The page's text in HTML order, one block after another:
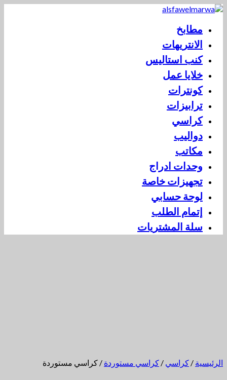
مطابخ
الانتريهات
كنب استاليس
خلايا عمل
كونترات
ترابيزات
كراسي
دواليب
مكاتب
وحدات ادراج
تجهيزات خاصة
لوحة حسابي
إتمام الطلب
سلة المشتريات
الرئيسية / كراسي / كراسي مستوردة / كراسي مستوردة